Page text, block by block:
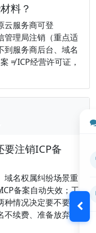
料？
云服务商可登
管理局注销（重点适
到服务商后台、域名
≠ ICP经营许可证，
要注销ICP备
域名权属纠纷场景重
备案自动失效；工
种情况决定要不要注
续费、准备放弃）